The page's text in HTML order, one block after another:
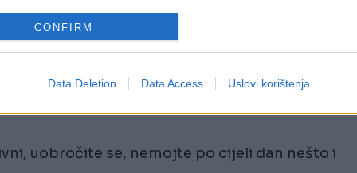
CONFIRM
Data Deletion Data Access Uslovi korištenja
je jedan od najvećih problema i to što ljudi ne
u mozak stigne signal da smo siti, zbog čega
ćemo i jesti, a samim tim i manje pojesti jer će
uobročite se, nemojte po cijeli dan nešto i